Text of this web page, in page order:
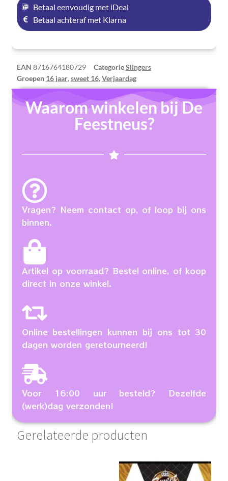
Betaal eenvoudig met iDeal
Betaal achteraf met Klarna
EAN 8716764180729 CategorieSlingers
Groepen 16 jaar, sweet 16, Verjaardag
Waarom winkelen bij De
Feestneus?
Vragen? Neem contact op, of loop bij ons
binnen.
Artikel op voorraad? Bestel online, of koop
direct in onze winkel.
Online bestellingen kunnen bij ons tot 30
dagen worden geretourneerd!
Voor 16:00 uur besteld? Dezelfde
(werk)dag verzonden!
Gerelateerde producten